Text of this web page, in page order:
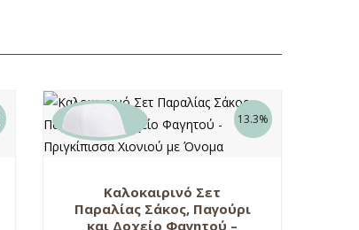
13.3%
Καλοκαιρινό Σετ
Παραλίας Σάκος, Παγούρι
και Δοχείο Φαγητού –